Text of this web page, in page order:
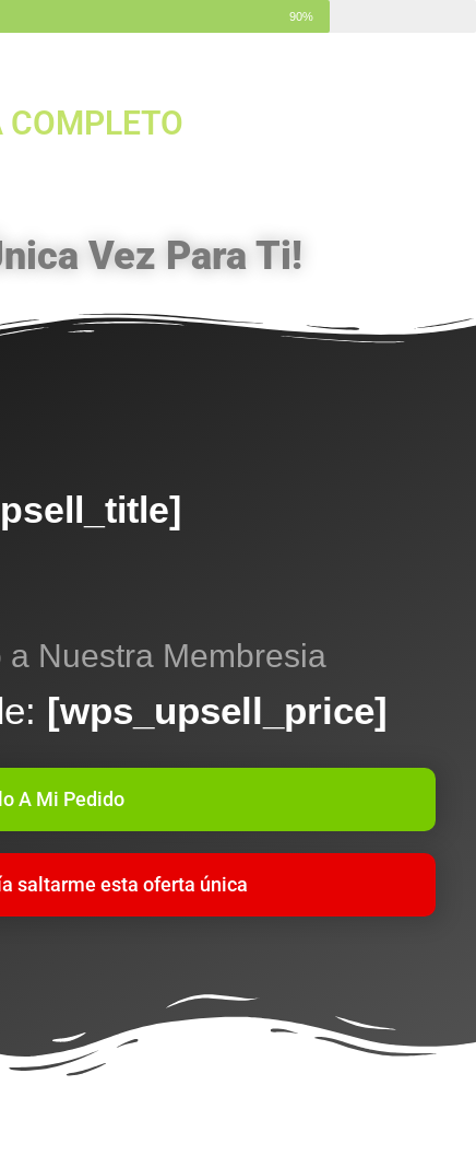
90%
COMPLETO
Vez Para Ti!
Nuestra Membresia
[wps_upsell_price]
A Mi Pedido
saltarme esta oferta única